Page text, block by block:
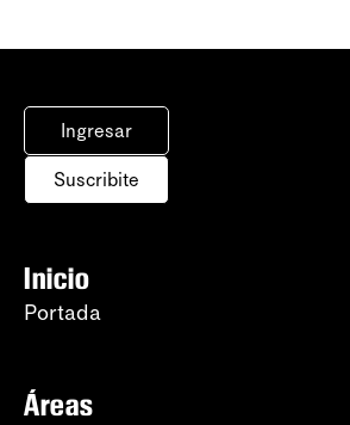
Ingresar
Suscribite
Inicio
Portada
Áreas